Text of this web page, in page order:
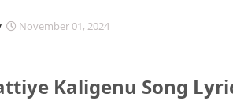
November 01, 2024
Kaligenu Song